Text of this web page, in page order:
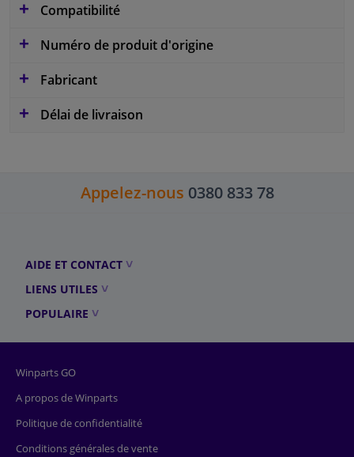
Compatibilité
Numéro de produit d'origine
Fabricant
Délai de livraison
Appelez-nous 0380 833 78
AIDE ET CONTACT
LIENS UTILES
POPULAIRE
Winparts GO
A propos de Winparts
Politique de confidentialité
Conditions générales de vente